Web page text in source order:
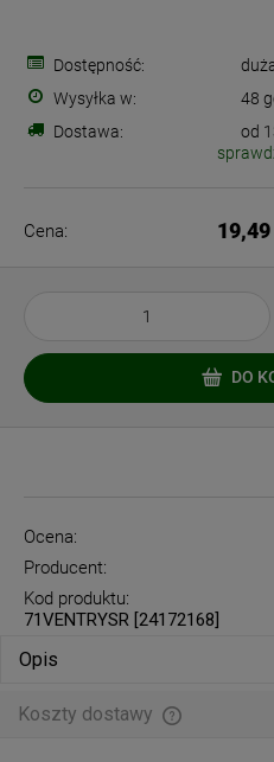
Dostępność:
Wysyłka w:
48
Dostawa:
od
Cena nie zawiera ewentualnych
Cena: 19,49
DO
Ocena:
Producent:
Kod produktu:
71VENTRYSR [24172168]
Opis
Koszty dostawy